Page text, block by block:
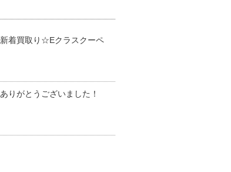
新着買取り☆Eクラスクーペ
ありがとうございました！